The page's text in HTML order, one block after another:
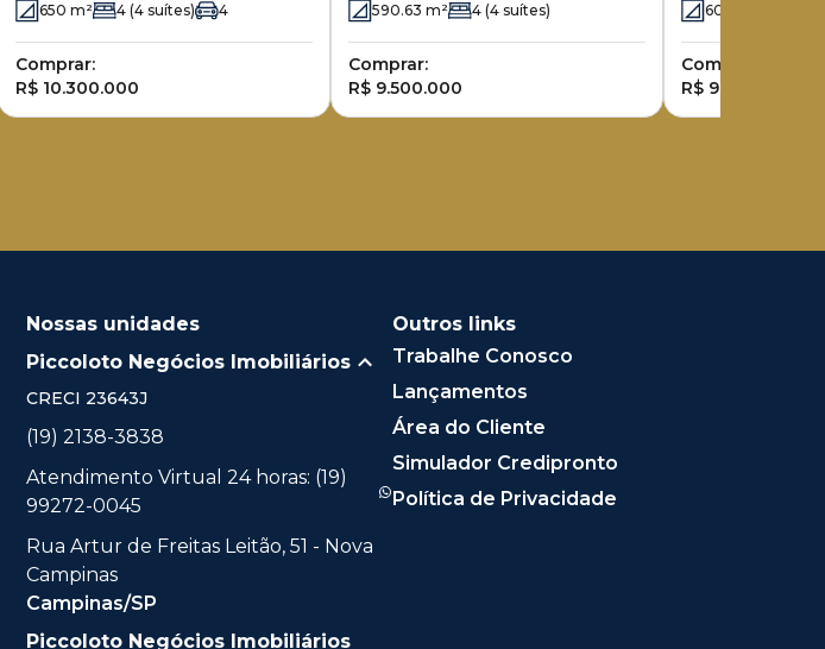
650 m² 4 (4 suítes) 4
Comprar:
R$ 10.300.000
590.63 m² 4 (4 suítes)
Comprar:
R$ 9.500.000
600
Comprar:
R$ 9.900.000
Nossas unidades
Piccoloto Negócios Imobiliários
CRECI 23643J
(19) 2138-3838
Atendimento Virtual 24 horas: (19)
99272-0045
Rua Artur de Freitas Leitão, 51 - Nova
Campinas
Campinas/SP
Piccoloto Negócios Imobiliários
Outros links
Trabalhe Conosco
Lançamentos
Área do Cliente
Simulador Credipronto
Política de Privacidade